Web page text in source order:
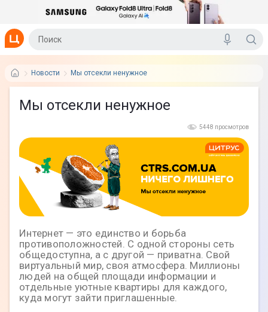
Новости Мы отсекли ненужное
Мы отсекли ненужное
5448 просмотров
Интернет — это единство и борьба
противоположностей. С одной стороны сеть
общедоступна, а с другой — приватна. Свой
виртуальный мир, своя атмосфера. Миллионы
людей на общей площади информации и
отдельные уютные квартиры для каждого,
куда могут зайти приглашенные.